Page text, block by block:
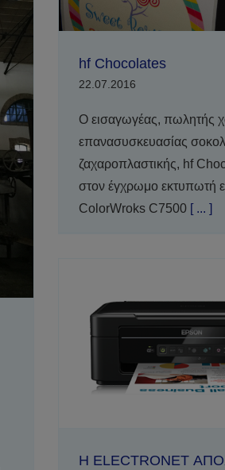
hf Chocolates
22.07.2016
Ο εισαγωγέας, πωλητής
επανασυσκευασίας
ζαχαροπλαστικής, hf
στον έγχρωμο εκτυπωτή
ColorWroks C7500[ ... ]
Η ELECTRONET